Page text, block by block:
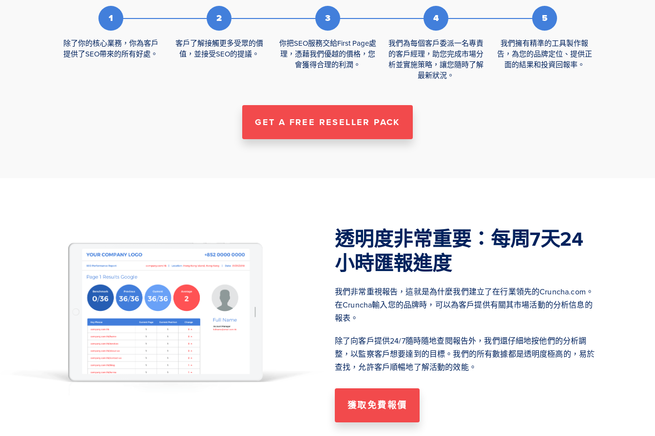
除了你的核心業務，你為客戶
提供了SEO帶來的所有好處。
客戶了解接觸更多受眾的價
值，並接受SEO的提議。
你把SEO服務交給First Page處
理，憑藉我們優越的價格，您
會獲得合理的利潤。
我們為每個客戶委派一名專責
的客戶經理，助您完成市場分
析並實施策略，讓您隨時了解
最新狀況。
我們擁有精準的工具製作報
告，為您的品牌定位、提供正
面的結果和投資回報率。
GET A FREE RESELLER PACK
透明度非常重要：每周7天24
小時匯報進度
我們非常重視報告，這就是為什麼我們建立了在行業領先的Cruncha.com。
在Cruncha輸入您的品牌時，可以為客戶提供有關其市場活動的分析信息的
報表。
除了向客戶提供24/7隨時隨地查閱報告外，我們還仔細地按他們的分析調
整，以監察客戶想要達到的目標。我們的所有數據都是透明度極高的，易於
查找，允許客戶順暢地了解活動的效能。
獲取免費報價